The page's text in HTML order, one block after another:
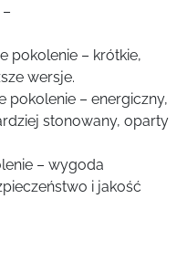
pokolenie – krótkie,
wersje.
pokolenie – energiczny,
stonowany, oparty
– wygoda
i jakość